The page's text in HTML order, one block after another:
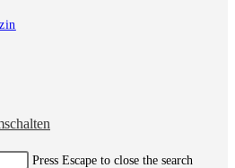
Press Escape to close the search